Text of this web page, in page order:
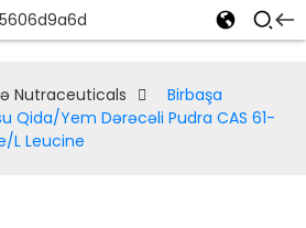
Nutraceuticals
Birbaşa
Qida/Yem Dərəcəli Pudra CAS 61-
L Leucine